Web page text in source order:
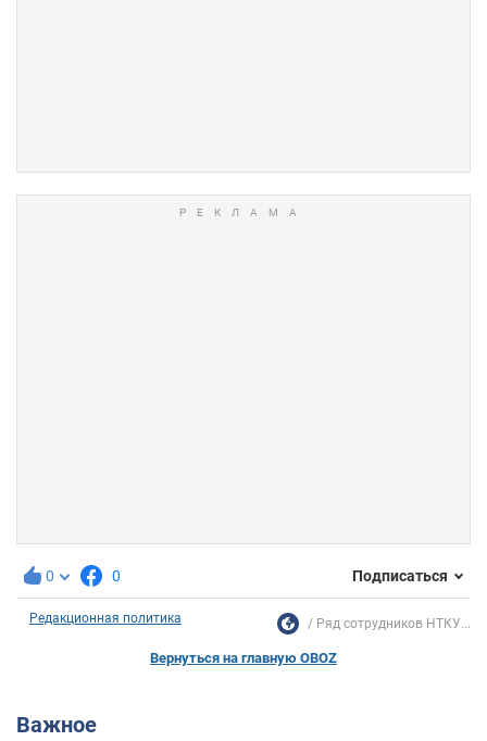
0 0 Подписаться
Редакционная политика Ряд сотрудников НТКУ...
Вернуться на главную OBOZ
Важное